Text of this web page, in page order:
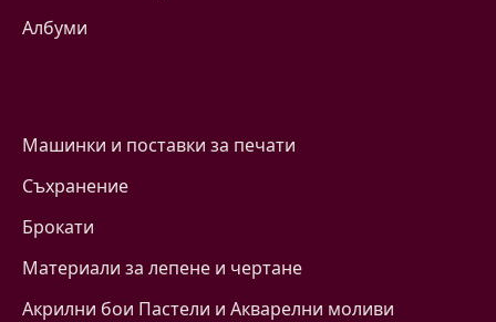
Албуми
Машинки и поставки за печати
Съхранение
Брокати
Материали за лепене и чертане
Акрилни бои Пастели и Акварелни моливи